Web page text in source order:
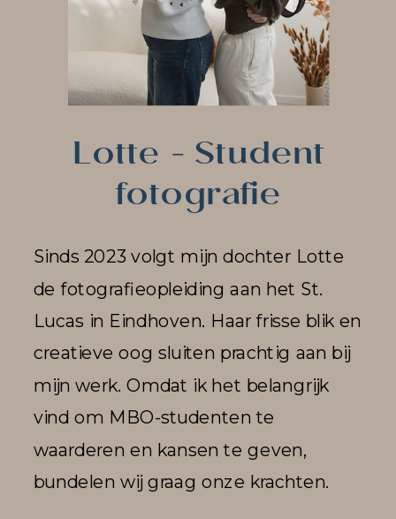
Lotte - Student
fotografie
Sinds 2023 volgt mijn dochter Lotte
de fotografieopleiding aan het St.
Lucas in Eindhoven. Haar frisse blik en
creatieve oog sluiten prachtig aan bij
mijn werk. Omdat ik het belangrijk
vind om MBO-studenten te
waarderen en kansen te geven,
bundelen wij graag onze krachten.